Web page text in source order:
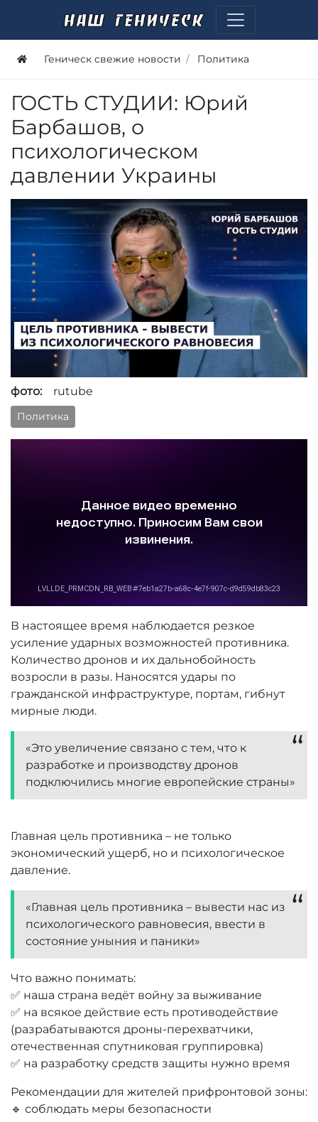
Геническ свежие новости Политика
ГОСТЬ СТУДИИ: Юрий
Барбашов, о
психологическом
давлении Украины
фото: rutube
Политика
В настоящее время наблюдается резкое
усиление ударных возможностей противника.
Количество дронов и их дальнобойность
возросли в разы. Наносятся удары по
гражданской инфраструктуре, портам, гибнут
мирные люди.
«Это увеличение связано с тем, что к
разработке и производству дронов
подключились многие европейские страны»
Главная цель противника – не только
экономический ущерб, но и психологическое
давление.
«Главная цель противника – вывести нас из
психологического равновесия, ввести в
состояние уныния и паники»
Что важно понимать:
✅ наша страна ведёт войну за выживание
✅ на всякое действие есть противодействие
(разрабатываются дроны-перехватчики,
отечественная спутниковая группировка)
✅ на разработку средств защиты нужно время
Рекомендации для жителей прифронтовой зоны:
🔹 соблюдать меры безопасности